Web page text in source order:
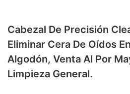
Cabezal De Precisión
Eliminar Cera De Oídos
Algodón, Venta Al Por
Limpieza General.